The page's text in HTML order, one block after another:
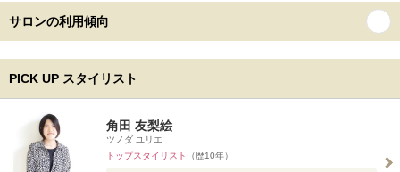
サロンの利用傾向
PICK UP スタイリスト
角田 友梨絵
ツノダ ユリエ
トップスタイリスト
（歴10年）